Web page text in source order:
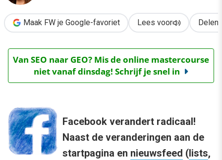
Maak FW je Google-favoriet Lees voor Delen
Van SEO naar GEO? Mis de online mastercourse
niet vanaf dinsdag! Schrijf je snel in
Facebook verandert radicaal!
Naast de veranderingen aan de
startpagina en nieuwsfeed (lists,